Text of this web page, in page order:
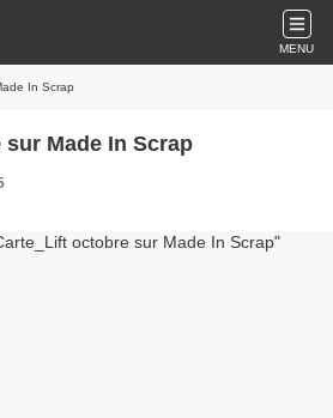
MENU
In Scrap
Made In Scrap